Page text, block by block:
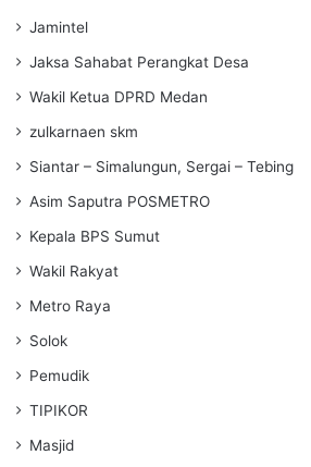
Jamintel
Jaksa Sahabat Perangkat Desa
Wakil Ketua DPRD Medan
zulkarnaen skm
Siantar – Simalungun, Sergai – Tebing
Asim Saputra POSMETRO
Kepala BPS Sumut
Wakil Rakyat
Metro Raya
Solok
Pemudik
TIPIKOR
Masjid